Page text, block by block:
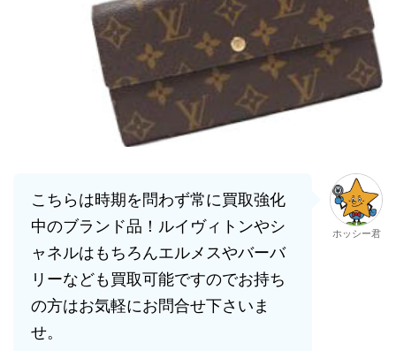
こちらは時期を問わず常に買取強化
中のブランド品！ルイヴィトンやシ
ャネルはもちろんエルメスやバーバ
リーなども買取可能ですのでお持ち
の方はお気軽にお問合せ下さいま
せ。
ホッシー君